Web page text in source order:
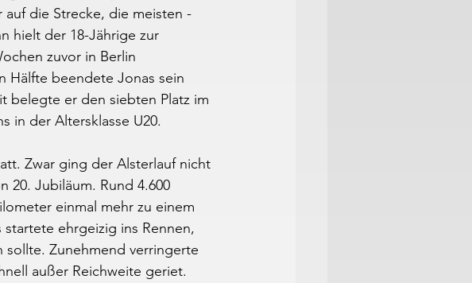
die Strecke, die meisten -
hielt der 18-Jährige zur
zuvor in Berlin
Hälfte beendete Jonas sein
belegte er den siebten Platz im
in der Altersklasse U20.
Zwar ging der Alsterlauf nicht
20. Jubiläum. Rund 4.600
einmal mehr zu einem
ehrgeizig ins Rennen,
sollte. Zunehmend verringerte
außer Reichweite geriet.